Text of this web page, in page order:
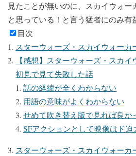
見たことが無いのに、スカイウォー
と思っている！と言う猛者にのみ有
目次
スターウォーズ・スカイウォーカ
【感想】スターウォーズ・スカ
初見で見て失敗した話
話の経緯が全くわからない
用語の意味がよくわからない
せめて吹き替え版で見れば良か
SFアクションとして映像はド迫
スターウォーズ・スカイウォーカ